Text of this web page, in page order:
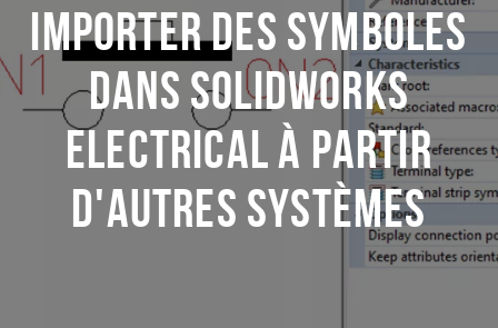
Importer des symboles
dans SOLIDWORKS
Electrical à partir
d'autres systèmes